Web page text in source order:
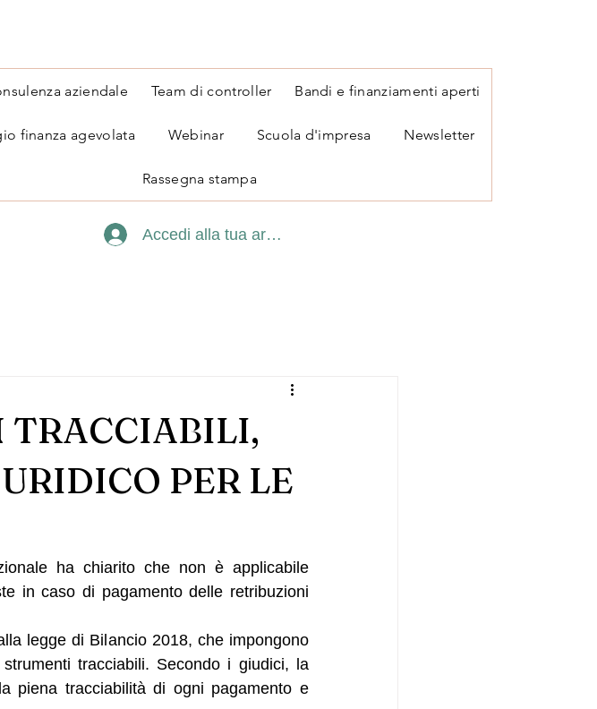
aziendale Team di controller Bandi e finanziamenti aperti
finanza agevolata Webinar Scuola d'impresa Newsletter
Rassegna stampa
Accedi alla tua area personale
TRACCIABILI,
PER LE
ha chiarito che non è applicabile
in caso di pagamento delle retribuzioni
legge di Bilancio 2018, che impongono
tracciabili. Secondo i giudici, la
piena tracciabilità di ogni pagamento e